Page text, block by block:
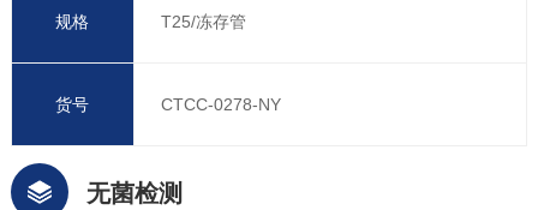
规格 T25/冻存管
货号 CTCC-0278-NY
无菌检测